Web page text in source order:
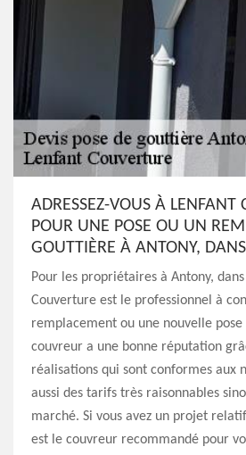
ADRESSEZ-VOUS À LENFANT
POUR UNE POSE OU UN
GOUTTIÈRE À ANTONY,
Pour les propriétaires à Antony,
Couverture est le professionnel à
remplacement ou une nouvelle
couvreur a une bonne réputation
réalisations qui sont conformes aux
aussi des tarifs très raisonnables
marché. Si vous avez un projet
est le couvreur recommandé pour